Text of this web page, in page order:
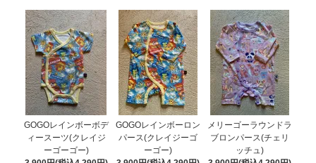
GOGOレインボーボデ
ィースーツ(クレイジ
ーゴーゴー)
GOGOレインボーロン
パース(クレイジーゴ
ーゴー)
メリーゴーラウンドラ
ブロンパース(チェリ
ッチュ)